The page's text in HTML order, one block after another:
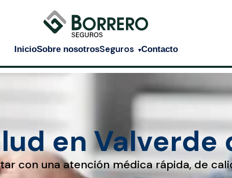
InicioSobre nosotrosSeguros ▾Contacto
en Valverde
con una atención médica rápida, de